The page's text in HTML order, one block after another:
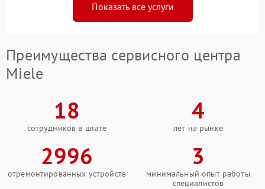
Показать все услуги
Преимущества сервисного центра
Miele
18
сотрудников в штате
4
лет на рынке
2996
отремонтированных устройств
3
минимальный опыт работы
специалистов